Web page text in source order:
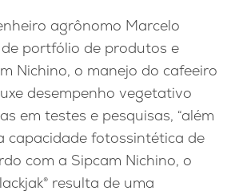
agrônomo Marcelo
portfólio de produtos e
Nichino, o manejo do cafeeiro
desempenho vegetativo
em testes e pesquisas, “além
capacidade fotossintética de
com a Sipcam Nichino, o
resulta de uma